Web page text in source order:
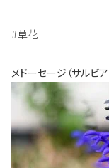
#草花
メドーセージ（サルビ